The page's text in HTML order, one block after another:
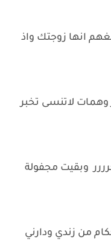
انها زوجتك واذ
وهمات لاتنسى تخبر
وبقيت مجفولة
من زندي ودارني